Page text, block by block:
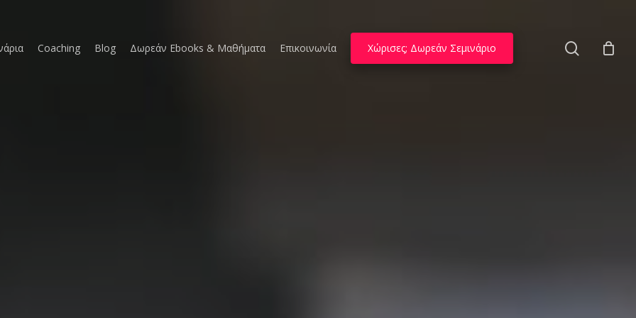
Coaching Blog Δωρεάν Ebooks & Μαθήματα Επικοινωνία Χώρισες; Δωρεάν Σεμινάριο search